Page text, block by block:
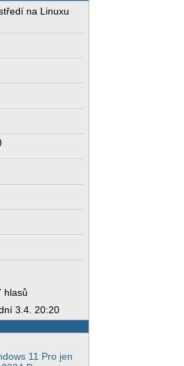
na Linuxu
hlasů
3.4. 20:20
11 Pro jen